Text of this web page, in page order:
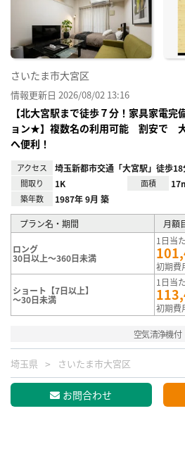
さいたま市大宮区
情報更新日 2026/08/02 13:16
【北大宮駅まで徒歩７分！家具家電
ョン★】複数名の利用可能 割安で
へ便利！
アクセス 埼玉新都市交通「大宮駅」徒歩18
間取り 1K 面積
築年数 1987年 9月 築
プラン名・期間 月額
ロング
30日以上～360日未満
1日当
初期費
ショート【7日以上】
～30日未満
1日当
初期費
空気清浄機付
埼玉県 さいたま市大宮区
お問合わせ